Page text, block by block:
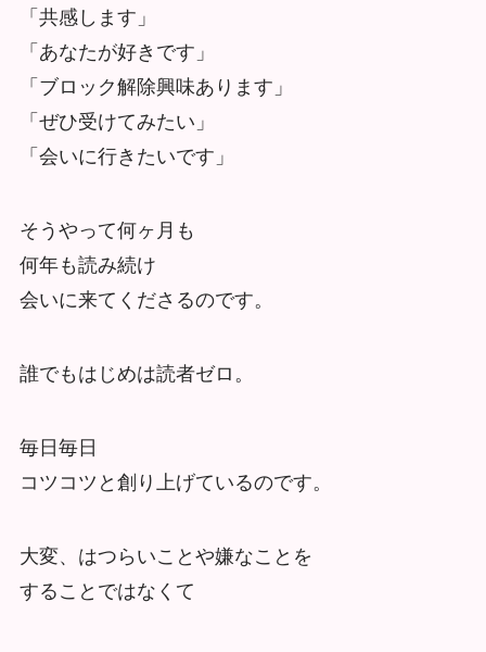
「共感します」
「あなたが好きです」
「ブロック解除興味あります」
「ぜひ受けてみたい」
「会いに行きたいです」
そうやって何ヶ月も
何年も読み続け
会いに来てくださるのです。
誰でもはじめは読者ゼロ。
毎日毎日
コツコツと創り上げているのです。
大変、はつらいことや嫌なことを
することではなくて